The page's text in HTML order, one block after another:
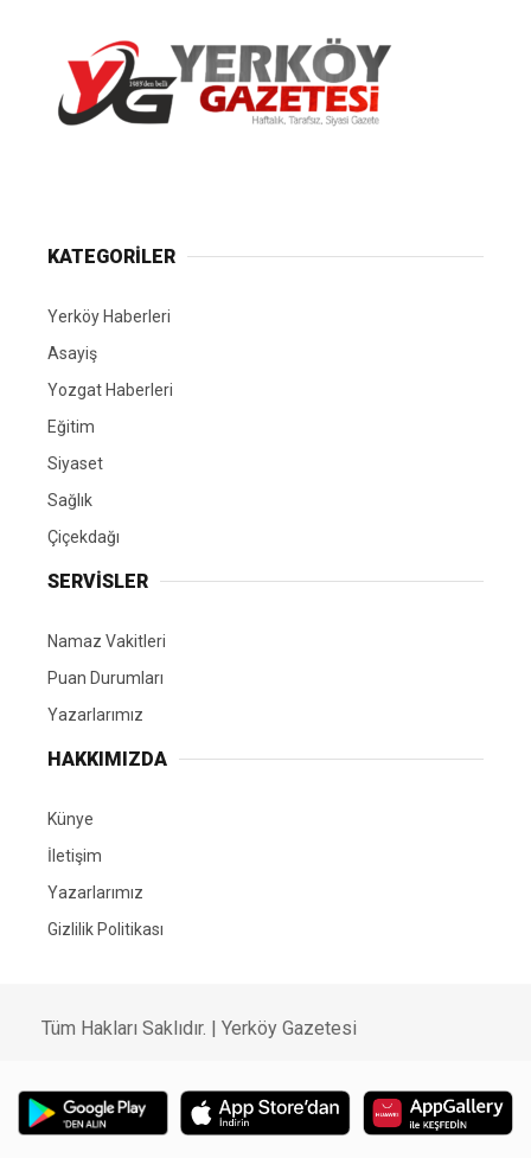
KATEGORİLER
Yerköy Haberleri
Asayiş
Yozgat Haberleri
Eğitim
Siyaset
Sağlık
Çiçekdağı
SERVİSLER
Namaz Vakitleri
Puan Durumları
Yazarlarımız
HAKKIMIZDA
Künye
İletişim
Yazarlarımız
Gizlilik Politikası
Tüm Hakları Saklıdır. | Yerköy Gazetesi